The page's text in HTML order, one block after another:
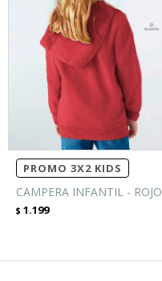
PROMO 3X2 KIDS
CAMPERA INFANTIL - ROJO
$ 1.199